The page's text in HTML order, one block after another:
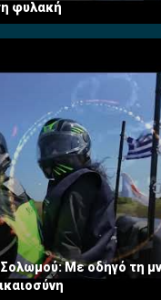
φυλακή
Σολωμού: Με οδηγό τη